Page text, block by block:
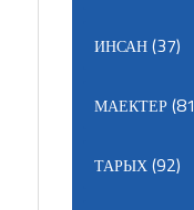
ИНСАН(37)
МАЕКТЕР
ТАРЫХ(92)